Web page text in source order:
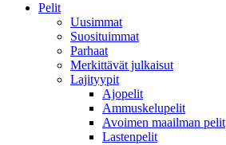
Pelit
Uusimmat
Suosituimmat
Parhaat
Merkittävät julkaisut
Lajityypit
Ajopelit
Ammuskelupelit
Avoimen maailman pelit
Lastenpelit